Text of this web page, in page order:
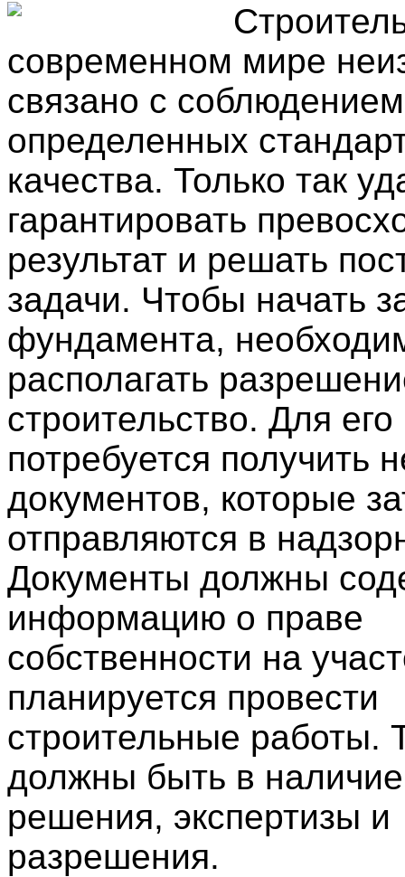
современном мире
связано с соблюдением
определенных
качества. Только так
гарантировать
результат и решать
задачи. Чтобы начать
фундамента,
располагать
строительство. Для
потребуется получить
документов, которые
отправляются в
Документы должны
информацию о праве
собственности на
планируется провести
строительные работы.
должны быть в
решения, экспертизы и
разрешения.